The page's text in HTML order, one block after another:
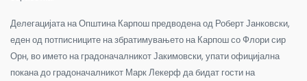
Делегацијата на Општина Карпош предводена од Роберт Јанковски,
еден од потписниците на збратимувањето на Карпош со Флори сир
Орн, во името на градоначалникот Јакимовски, упати официјална
покана до градоначалникот Марк Лекерф да бидат гости на